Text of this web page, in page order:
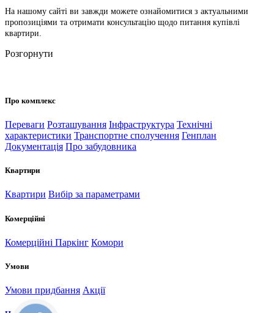
На нашому сайті ви завжди можете ознайомитися з актуальними
пропозиціями та отримати консультацію щодо питання купівлі
квартири.
Розгорнути
Про комплекс
Переваги Розташування Інфраструктура Технічні
характеристики Транспортне сполучення Генплан
Документація Про забудовника
Квартири
Квартири Вибір за параметрами
Комерційні
Комерційні Паркінг Комори
Умови
Умови придбання Акції